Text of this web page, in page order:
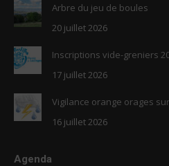
Arbre du jeu de boules
20 juillet 2026
Inscriptions vide-greniers
17 juillet 2026
Vigilance orange orages
16 juillet 2026
Agenda